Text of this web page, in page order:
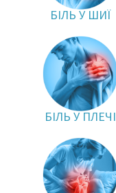
БІЛЬ У ШИЇ
БІЛЬ У ПЛЕЧІ